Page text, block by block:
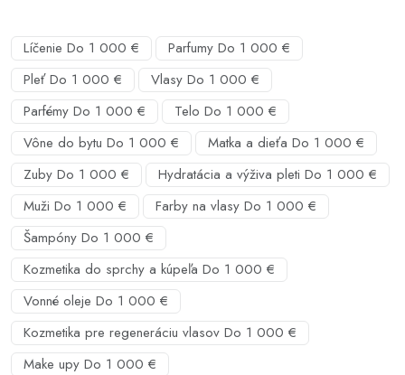
Líčenie Do 1 000 €
Parfumy Do 1 000 €
Pleť Do 1 000 €
Vlasy Do 1 000 €
Parfémy Do 1 000 €
Telo Do 1 000 €
Vône do bytu Do 1 000 €
Matka a dieťa Do 1 000 €
Zuby Do 1 000 €
Hydratácia a výživa pleti Do 1 000 €
Muži Do 1 000 €
Farby na vlasy Do 1 000 €
Šampóny Do 1 000 €
Kozmetika do sprchy a kúpeľa Do 1 000 €
Vonné oleje Do 1 000 €
Kozmetika pre regeneráciu vlasov Do 1 000 €
Make upy Do 1 000 €